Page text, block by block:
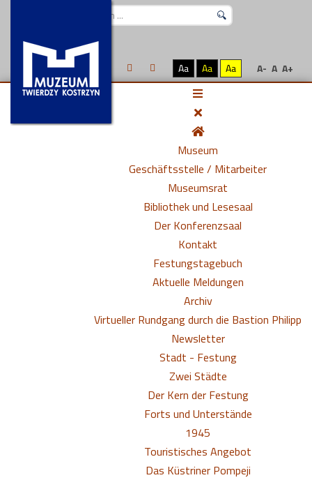
Aa Aa Aa A- A A+
Museum
Geschäftsstelle / Mitarbeiter
Museumsrat
Bibliothek und Lesesaal
Der Konferenzsaal
Kontakt
Festungstagebuch
Aktuelle Meldungen
Archiv
Virtueller Rundgang durch die Bastion Philipp
Newsletter
Stadt - Festung
Zwei Städte
Der Kern der Festung
Forts und Unterstände
1945
Touristisches Angebot
Das Küstriner Pompeji